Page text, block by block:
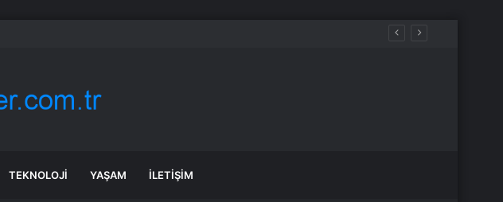
TEKNOLOJI YAŞAM İLETIŞIM